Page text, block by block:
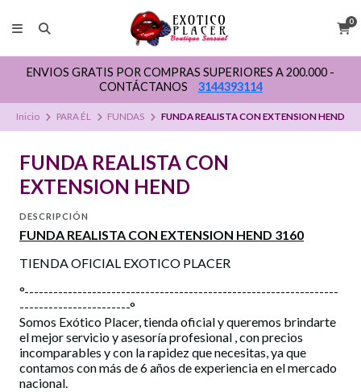
0
ENVIOS GRATIS POR COMPRAS SUPERIORES A 200.000 -
CONTÁCTANOS
3144393114
Inicio PARA ÉL FUNDAS FUNDA REALISTA CON EXTENSION HEND
FUNDA REALISTA CON
EXTENSION HEND
DESCRIPCIÓN
FUNDA REALISTA CON EXTENSION HEND 3160
TIENDA OFICIAL EXOTICO PLACER
°-----------------------------------------------------------------
-----------------------°
Somos Exótico Placer, tienda oficial y queremos brindarte
el mejor servicio y asesoría profesional , con precios
incomparables y con la rapidez que necesitas, ya que
contamos con más de 6 años de experiencia en el mercado
nacional.